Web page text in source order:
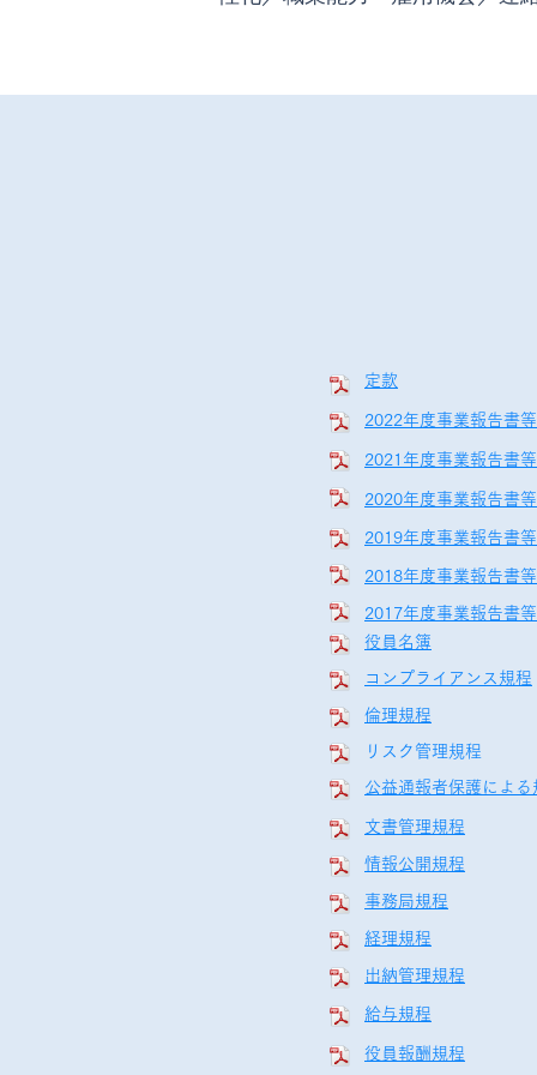
定款
2022年度事業報告書等
2021年度事業報告書等
2020年度事業報告書等
2019年度事業報告書等
2018年度事業報告書等
2017年度事業報告書等
役員名簿
コンプライアンス規程
倫理規程
リスク管理規程
公益通報者保護による
文書管理規程
情報公開規程
事務局規程
経理規程
出納管理規程
給与規程
役員報酬規程